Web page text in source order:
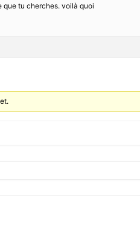
que tu cherches. voilà quoi